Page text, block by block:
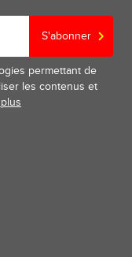
S'abonner
permettant de
les contenus et